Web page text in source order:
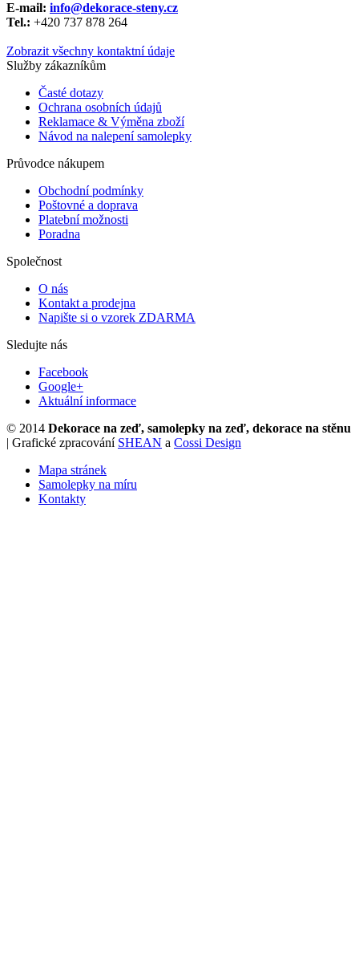
E-mail: info@dekorace-steny.cz
Tel.: +420 737 878 264
Zobrazit všechny kontaktní údaje
Služby zákazníkům
Časté dotazy
Ochrana osobních údajů
Reklamace & Výměna zboží
Návod na nalepení samolepky
Průvodce nákupem
Obchodní podmínky
Poštovné a doprava
Platební možnosti
Poradna
Společnost
O nás
Kontakt a prodejna
Napište si o vzorek ZDARMA
Sledujte nás
Facebook
Google+
Aktuální informace
© 2014 Dekorace na zeď, samolepky na zeď, dekorace na stěnu
| Grafické zpracování SHEAN a Cossi Design
Mapa stránek
Samolepky na míru
Kontakty